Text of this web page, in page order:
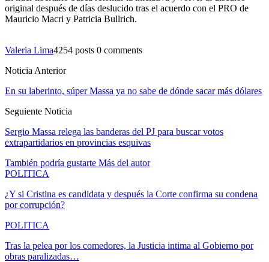
original después de días deslucido tras el acuerdo con el PRO de
Mauricio Macri y Patricia Bullrich.
Valeria Lima4254 posts 0 comments
Noticia Anterior
En su laberinto, súper Massa ya no sabe de dónde sacar más dólares
Seguiente Noticia
Sergio Massa relega las banderas del PJ para buscar votos
extrapartidarios en provincias esquivas
También podría gustarte Más del autor
POLITICA
¿Y si Cristina es candidata y después la Corte confirma su condena
por corrupción?
POLITICA
Tras la pelea por los comedores, la Justicia intima al Gobierno por
obras paralizadas…